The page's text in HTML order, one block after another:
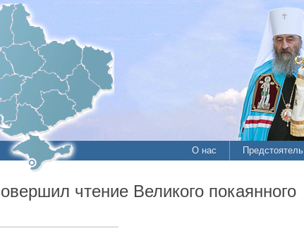
О нас Предстоятель
чтение Великого покаянного